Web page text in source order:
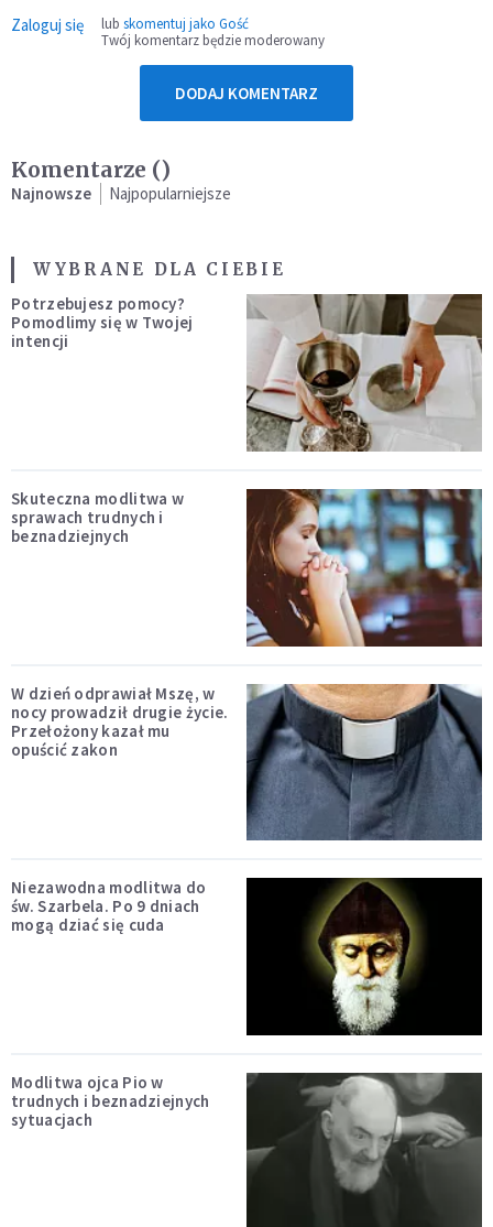
Zaloguj się lub skomentuj jako Gość
Twój komentarz będzie moderowany
DODAJ KOMENTARZ
Komentarze ()
Najnowsze Najpopularniejsze
WYBRANE DLA CIEBIE
Potrzebujesz pomocy?
Pomodlimy się w Twojej
intencji
Skuteczna modlitwa w
sprawach trudnych i
beznadziejnych
W dzień odprawiał Mszę, w
nocy prowadził drugie życie.
Przełożony kazał mu
opuścić zakon
Niezawodna modlitwa do
św. Szarbela. Po 9 dniach
mogą dziać się cuda
Modlitwa ojca Pio w
trudnych i beznadziejnych
sytuacjach